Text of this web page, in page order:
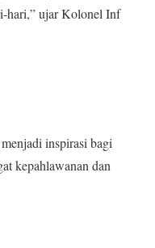
hari,” ujar Kolonel Inf
inspirasi bagi
kepahlawanan dan